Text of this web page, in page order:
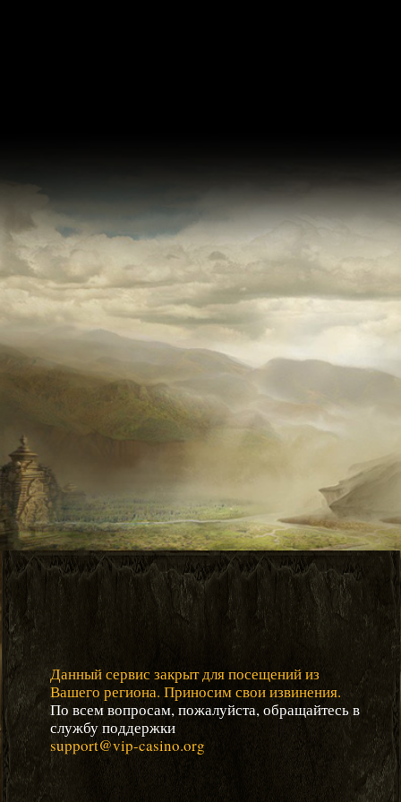
Данный сервис закрыт для посещений из
Вашего региона. Приносим свои извинения.
По всем вопросам, пожалуйста, обращайтесь в
службу поддержки
support@vip-casino.org